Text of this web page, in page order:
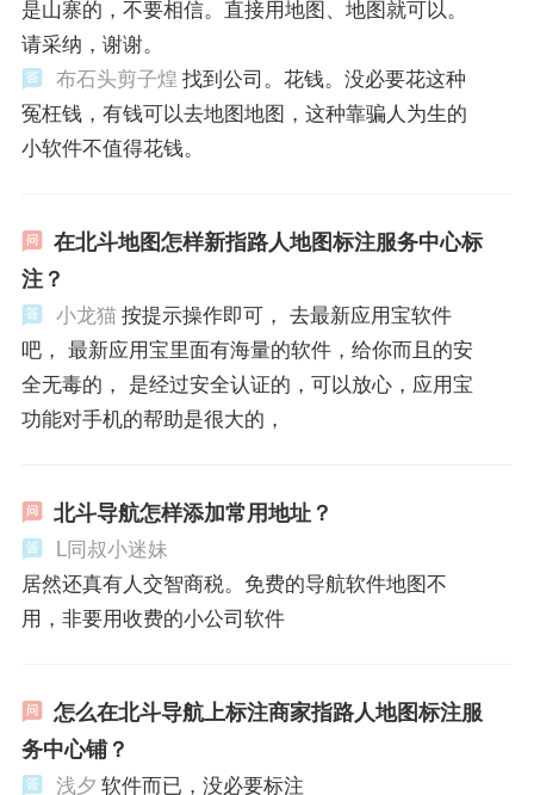
是山寨的，不要相信。直接用地图、地图就可以。
请采纳，谢谢。
布石头剪子煌 找到公司。花钱。没必要花这种
冤枉钱，有钱可以去地图地图，这种靠骗人为生的
小软件不值得花钱。
在北斗地图怎样新指路人地图标注服务中心标
注？
小龙猫按提示操作即可， 去最新应用宝软件
吧， 最新应用宝里面有海量的软件，给你而且的安
全无毒的， 是经过安全认证的，可以放心，应用宝
功能对手机的帮助是很大的，
北斗导航怎样添加常用地址？
L同叔小迷妹
居然还真有人交智商税。免费的导航软件地图不
用，非要用收费的小公司软件
怎么在北斗导航上标注商家指路人地图标注服
务中心铺？
浅夕 软件而已，没必要标注